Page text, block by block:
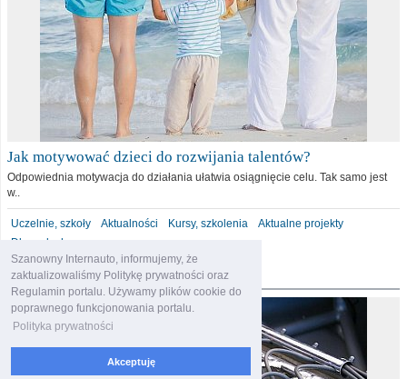
Szanowny Internauto, informujemy, że
zaktualizowaliśmy Politykę prywatności oraz
Regulamin portalu. Używamy plików cookie do
poprawnego funkcjonowania portalu.
Polityka prywatności
Akceptuję
Jak motywować dzieci do rozwijania talentów?
Odpowiednia motywacja do działania ułatwia osiągnięcie celu. Tak samo jest
w..
Uczelnie, szkoły Aktualności Kursy, szkolenia
Aktualne projekty
Dla malucha
motoryzacja